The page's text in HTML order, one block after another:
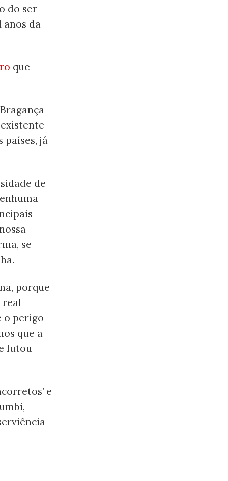
do ser
anos da
que
países, já
de
se
porque
real
o perigo
que a
lutou
e